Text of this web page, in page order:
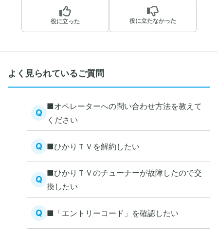
役に立った 役に立たなかった
よく見られているご質問
Q
■オペレーターへの問い合わせ方法を教えて
ください
Q ■ひかりＴＶを解約したい
Q
■ひかりＴＶのチューナーが故障したので交
換したい
Q ■「エントリーコード」を確認したい